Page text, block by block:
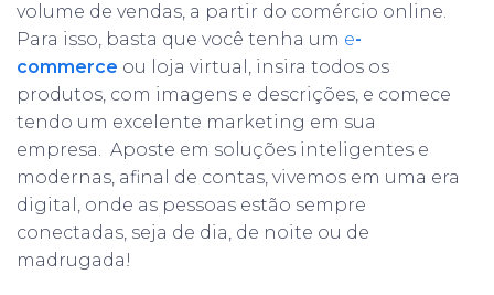
volume de vendas, a partir do comércio online.
Para isso, basta que você tenha um e-
commerce ou loja virtual, insira todos os
produtos, com imagens e descrições, e comece
tendo um excelente marketing em sua
empresa. Aposte em soluções inteligentes e
modernas, afinal de contas, vivemos em uma era
digital, onde as pessoas estão sempre
conectadas, seja de dia, de noite ou de
madrugada!